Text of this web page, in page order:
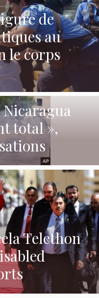
de
au
le corps
total »,
Telethon